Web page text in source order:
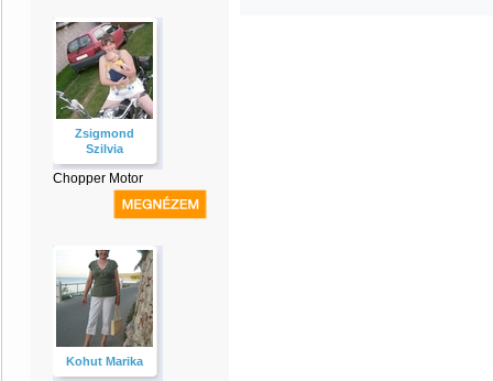
Zsigmond
Szilvia
Chopper Motor
Kohut Marika